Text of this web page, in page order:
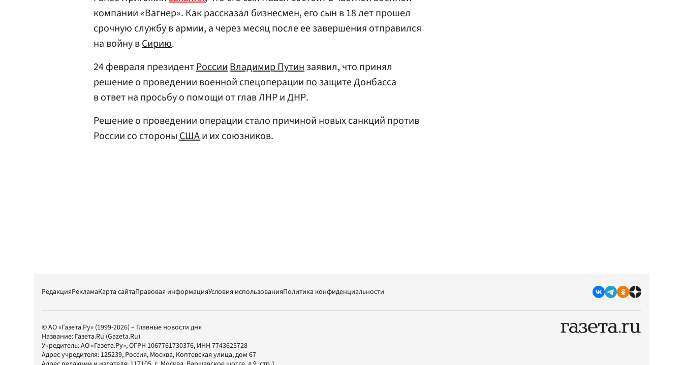
компании «Вагнер». Как рассказал бизнесмен, его сын в 18 лет прошел
срочную службу в армии, а через месяц после ее завершения отправился
на войну вСирию.
24 февраля президентРоссииВладимир Путинзаявил, что принял
решение о проведении военной спецоперации по защите Донбасса
в ответ на просьбу о помощи от глав ЛНР и ДНР.
Решение о проведении операции стало причиной новых санкций против
России со стороныСШАи их союзников.
РедакцияРекламаКарта сайтаПравовая информацияУсловия использованияПолитика конфиденциальности
© АО «Газета.Ру» (1999-2026) – Главные новости дня
Название: Газета.Ru (Gazeta.Ru)
Учредитель:АО «Газета.Ру», ОГРН 1067761730376, ИНН 7743625728
Адрес учредителя: 125239, Россия, Москва, Коптевская улица, дом 67